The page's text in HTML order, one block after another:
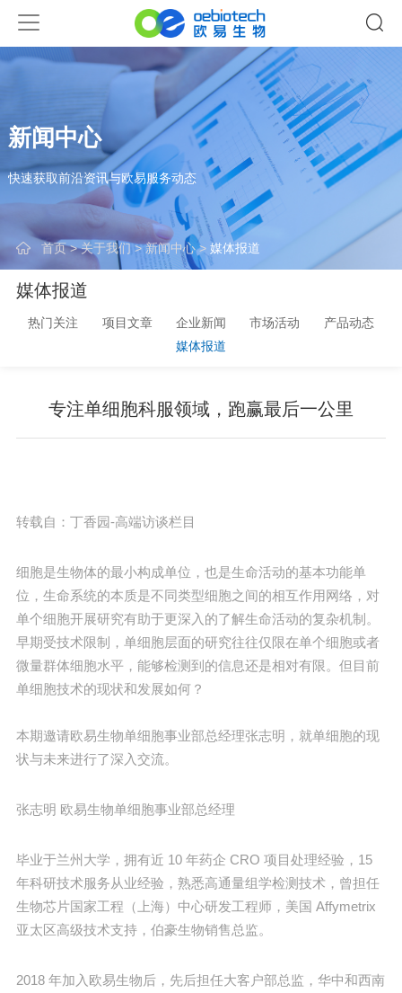
新闻中心
快速获取前沿资讯与欧易服务动态
首页>关于我们>新闻中心> 媒体报道
媒体报道
热门关注 项目文章 企业新闻 市场活动
产品动态
媒体报道
专注单细胞科服领域，跑赢最后一公里
转载自：丁香园-高端访谈栏目
细胞是生物体的最小构成单位，也是生命活动的基本功能单
位，生命系统的本质是不同类型细胞之间的相互作用网络，对
单个细胞开展研究有助于更深入的了解生命活动的复杂机制。
早期受技术限制，单细胞层面的研究往往仅限在单个细胞或者
微量群体细胞水平，能够检测到的信息还是相对有限。但目前
单细胞技术的现状和发展如何？
本期邀请欧易生物单细胞事业部总经理张志明，就单细胞的现
状与未来进行了深入交流。
张志明 欧易生物单细胞事业部总经理
毕业于兰州大学，拥有近 10 年药企 CRO 项目处理经验，15
年科研技术服务从业经验，熟悉高通量组学检测技术，曾担任
生物芯片国家工程（上海）中心研发工程师，美国 Affymetrix
亚太区高级技术支持，伯豪生物销售总监。
2018 年加入欧易生物后，先后担任大客户部总监，华中和西南